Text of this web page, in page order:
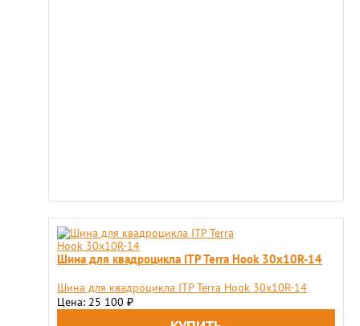
Шина для квадроцикла ITP Terra Hook 30x10R-14
Шина для квадроцикла ITP Terra Hook 30x10R-14
Цена: 25 100 ₽